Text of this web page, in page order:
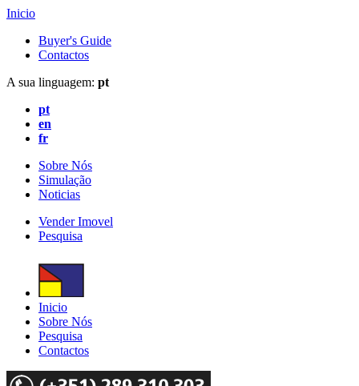
Inicio
Buyer's Guide
Contactos
A sua linguagem: pt
pt
en
fr
Sobre Nós
Simulação
Noticias
Vender Imovel
Pesquisa
Inicio
Sobre Nós
Pesquisa
Contactos